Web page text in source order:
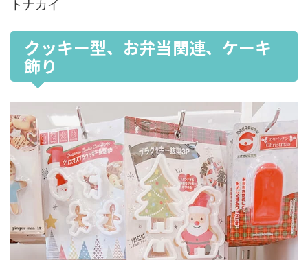
トナカイ
クッキー型、お弁当関連、ケーキ
飾り